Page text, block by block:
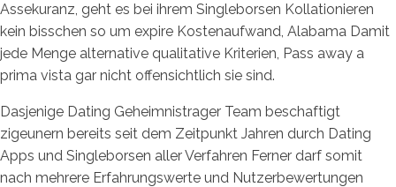
Assekuranz, geht es bei ihrem Singleborsen Kollationieren
kein bisschen so um expire Kostenaufwand, Alabama Damit
jede Menge alternative qualitative Kriterien, Pass away a
prima vista gar nicht offensichtlich sie sind.
Dasjenige Dating Geheimnistrager Team beschaftigt
zigeunern bereits seit dem Zeitpunkt Jahren durch Dating
Apps und Singleborsen aller Verfahren Ferner darf somit
nach mehrere Erfahrungswerte und Nutzerbewertungen